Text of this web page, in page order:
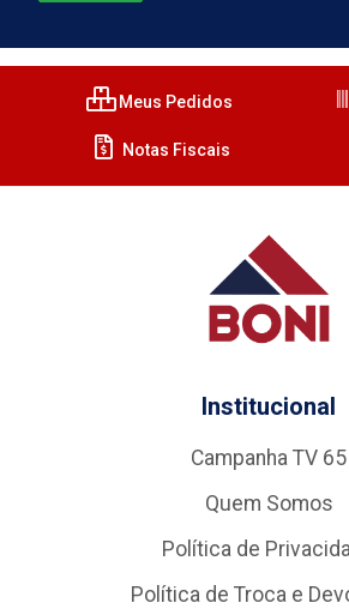
Meus Pedidos
Notas Fiscais
Institucional
Campanha TV 65
Quem Somos
Política de
Política de Troca e